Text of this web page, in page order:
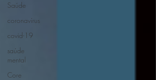
Saúde
coronavírus
covid-19
saúde
mental
Core